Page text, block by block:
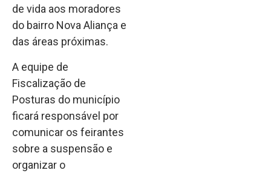
de vida aos moradores
do bairro Nova Aliança e
das áreas próximas.
A equipe de
Fiscalização de
Posturas do município
ficará responsável por
comunicar os feirantes
sobre a suspensão e
organizar o